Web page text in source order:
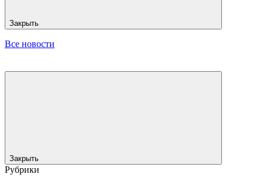
Закрыть
Все новости
Закрыть
Рубрики